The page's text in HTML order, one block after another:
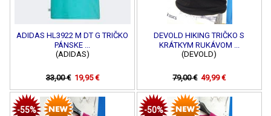
ADIDAS HL3922 M DT G TRIČKO
PÁNSKE ...
(ADIDAS)
33,00 € 19,95 €
DEVOLD HIKING TRIČKO S
KRÁTKYM RUKÁVOM ...
(DEVOLD)
79,00 € 49,99 €
-55% -50%